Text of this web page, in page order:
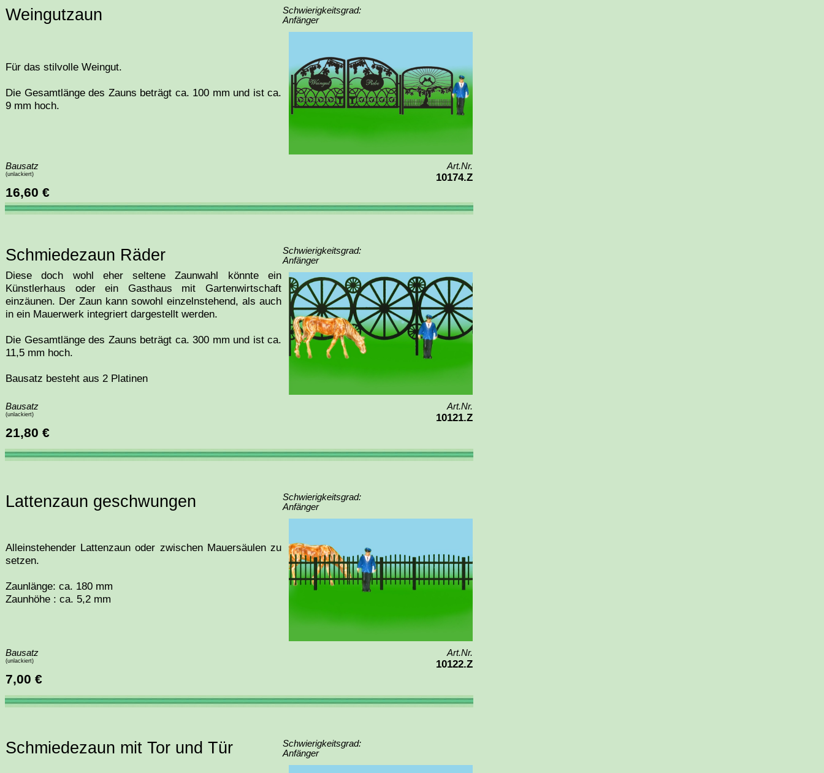
Weingutzaun
Schwierigkeitsgrad:
Anfänger
Für das stilvolle Weingut.
Die Gesamtlänge des Zauns beträgt ca. 100 mm und ist ca.
9 mm hoch.
Bausatz
(unlackiert)
Art.Nr.
10174.Z
16,60 €
Schmiedezaun Räder
Schwierigkeitsgrad:
Anfänger
Diese doch wohl eher seltene Zaunwahl könnte ein
Künstlerhaus oder ein Gasthaus mit Gartenwirtschaft
einzäunen. Der Zaun kann sowohl einzelnstehend, als auch
in ein Mauerwerk integriert dargestellt werden.
Die Gesamtlänge des Zauns beträgt ca. 300 mm und ist ca.
11,5 mm hoch.
Bausatz besteht aus 2 Platinen
Bausatz
(unlackiert)
Art.Nr.
10121.Z
21,80 €
Lattenzaun geschwungen
Schwierigkeitsgrad:
Anfänger
Alleinstehender Lattenzaun oder zwischen Mauersäulen zu
setzen.
Zaunlänge: ca. 180 mm
Zaunhöhe : ca. 5,2 mm
Bausatz
(unlackiert)
Art.Nr.
10122.Z
7,00 €
Schmiedezaun mit Tor und Tür
Schwierigkeitsgrad:
Anfänger